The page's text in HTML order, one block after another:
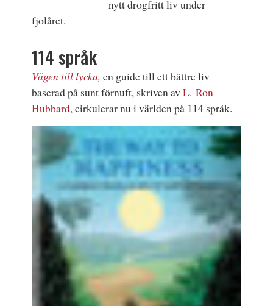
nytt drogfritt liv under
fjolåret.
114 språk
Vägen till lycka, en guide till ett bättre liv
baserad på sunt förnuft, skriven avL. Ron
Hubbard, cirkulerar nu i världen på 114 språk.